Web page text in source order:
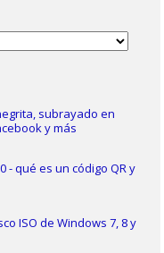
subrayado en
y más
- qué es un código QR y
ISO de Windows 7, 8 y